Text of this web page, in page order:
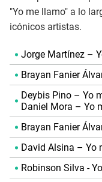
"Yo me llamo" a lo
icónicos artistas.
Jorge Martínez –
Brayan Fanier
Deybis Pino – Yo
Daniel Mora – Yo
Brayan Fanier
David Alsina – Yo
Robinson Silva -